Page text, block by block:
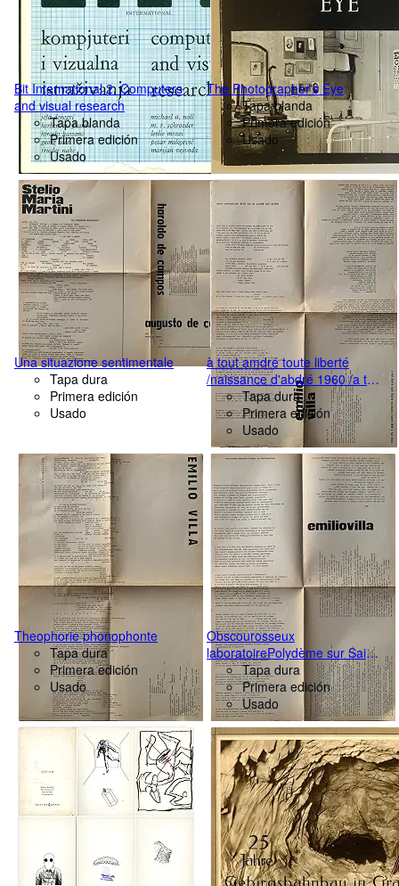
Bit International 2. Computers
and visual research
Tapa blanda
Primera edición
Usado
The Photographer's Eye
Tapa blanda
Primera edición
Usado
Una situazione sentimentale
Tapa dura
Primera edición
Usado
à tout amdré toute liberté
/naissance d'abdré 1960 /a tout
amier Tapa dura
Primera edición
Usado
Theophorie phonophonte
Tapa dura
Primera edición
Usado
Obscourosseux
laboratoirePolydème sur Saint-
Siège-Ghaos
Tapa dura
Primera edición
Usado